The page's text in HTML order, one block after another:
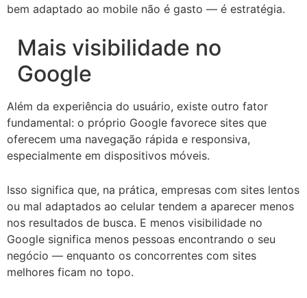
bem adaptado ao mobile não é gasto — é estratégia.
Mais visibilidade no
Google
Além da experiência do usuário, existe outro fator
fundamental: o próprio Google favorece sites que
oferecem uma navegação rápida e responsiva,
especialmente em dispositivos móveis.
Isso significa que, na prática, empresas com sites lentos
ou mal adaptados ao celular tendem a aparecer menos
nos resultados de busca. E menos visibilidade no
Google significa menos pessoas encontrando o seu
negócio — enquanto os concorrentes com sites
melhores ficam no topo.